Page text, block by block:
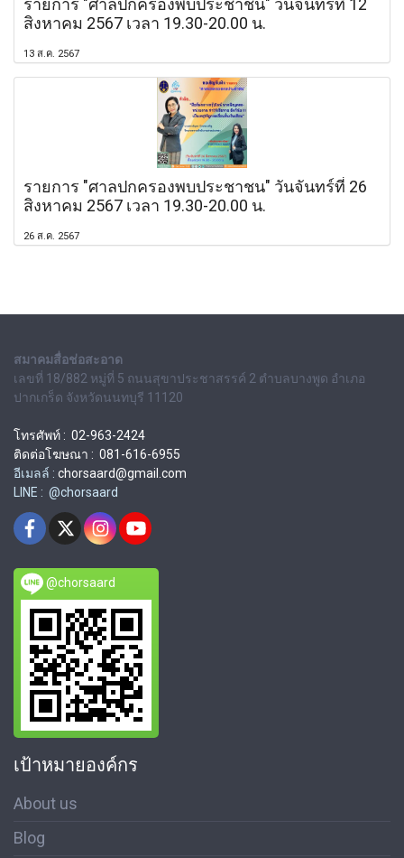
รายการ "ศาลปกครองพบประชาชน" วันจันทร์ที่ 12
สิงหาคม 2567 เวลา 19.30-20.00 น.
13 ส.ค. 2567
รายการ "ศาลปกครองพบประชาชน" วันจันทร์ที่ 26
สิงหาคม 2567 เวลา 19.30-20.00 น.
26 ส.ค. 2567
สมาคมสื่อช่อสะอาด
เลขที่ 18/882 หมู่ที่ 5 ถนนสุขาประชาสรรค์ 2 ตำบลบางพูด อำเภอ
ปากเกร็ด จังหวัดนนทบุรี 11120
โทรศัพท์ : 02-963-2424
ติดต่อโฆษณา : 081-616-6955
อีเมลล์ : chorsaard@gmail.com
LINE : @chorsaard
@chorsaard
เป้าหมายองค์กร
About us
Blog